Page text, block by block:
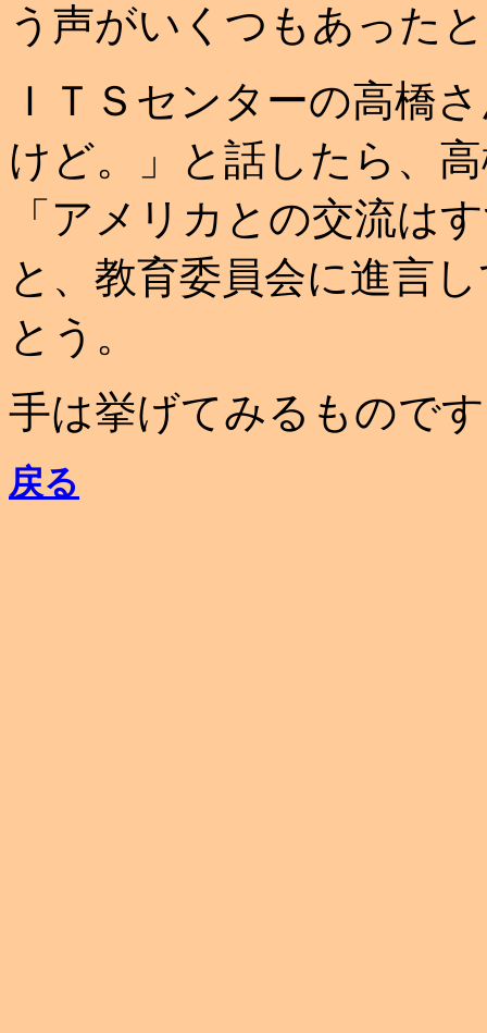
う声がいくつもあった
ＩＴＳセンターの高橋
けど。」と話したら、
「アメリカとの交流は
と、教育委員会に進言
とう。
手は挙げてみるもので
戻る